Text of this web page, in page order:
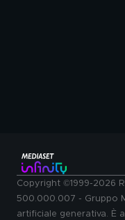
Copyright ©1999-2026
500.000.007 - Gruppo
artificiale generativa. È